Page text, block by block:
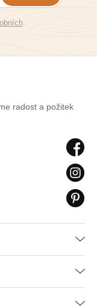
radost a požitek